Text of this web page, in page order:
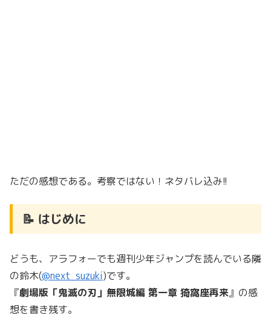
ただの感想である。考察ではない！ネタバレ込み!!
📝 はじめに
どうも、アラフォーでも週刊少年ジャンプを読んでいる隣
の鈴木(@next_suzuki)です。
『劇場版「鬼滅の刃」無限城編 第一章 猗窩座再来』の感
想を書き残す。